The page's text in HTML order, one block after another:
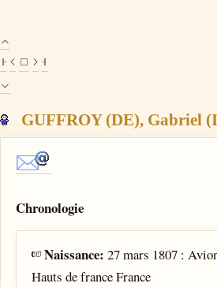
GUFFROY (DE), Gabriel
Chronologie
Naissance:27 mars 1807 :
Hauts de france France